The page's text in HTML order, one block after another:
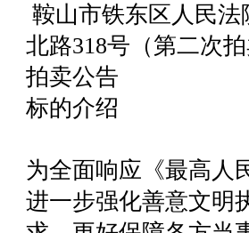
鞍山市铁东区人民
北路318号（第二次
拍卖公告
标的介绍
为全面响应《最高人
进一步强化善意文明